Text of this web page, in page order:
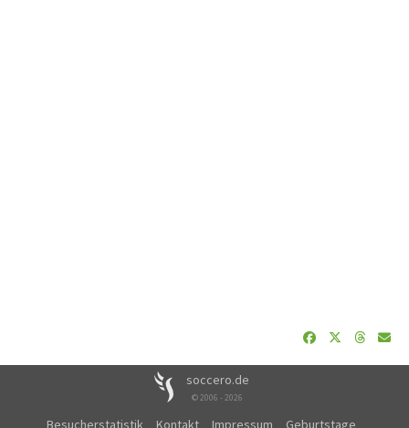
soccero.de
© 2006 - 2026
Besucherstatistik Kontakt Impressum Geburtstage